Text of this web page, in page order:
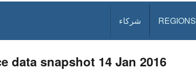
REGIONS شركاء
data snapshot 14 Jan 2016